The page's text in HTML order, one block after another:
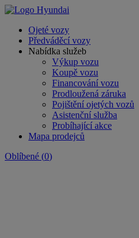
Ojeté vozy
Předváděcí vozy
Nabídka služeb
Výkup vozu
Koupě vozu
Financování vozu
Prodloužená záruka
Pojištění ojetých vozů
Asistenční služba
Probíhající akce
Mapa prodejců
Oblíbené (0)